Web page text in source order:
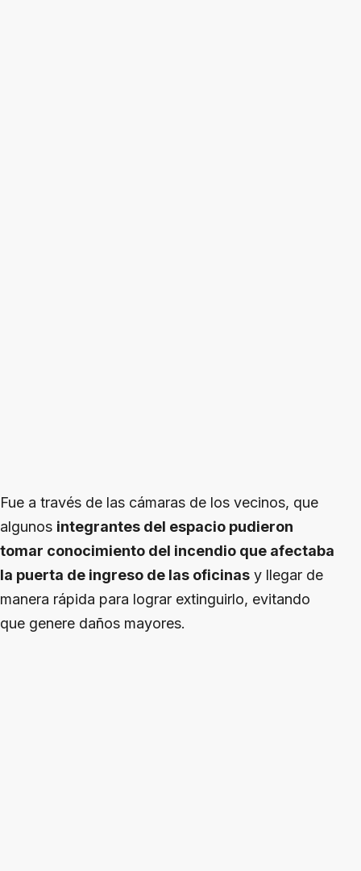
Fue a través de las cámaras de los vecinos, que
algunos integrantes del espacio pudieron
tomar conocimiento del incendio que afectaba
la puerta de ingreso de las oficinas y llegar de
manera rápida para lograr extinguirlo, evitando
que genere daños mayores.